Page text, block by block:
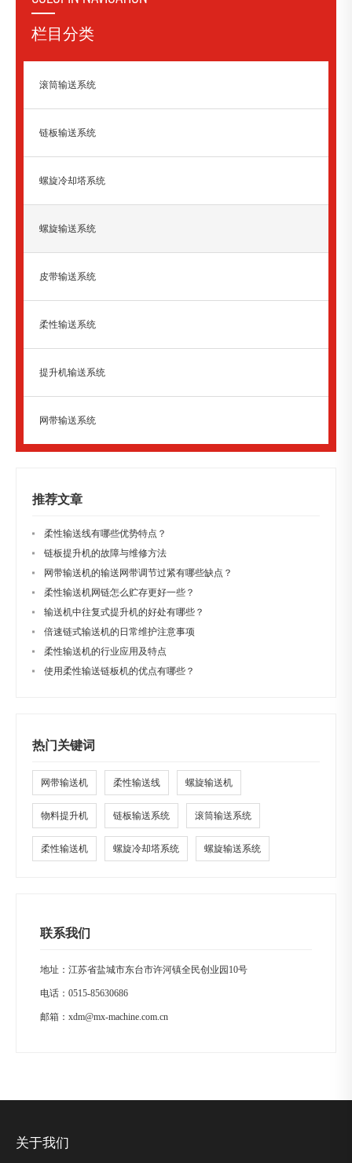
栏目分类
滚筒输送系统
链板输送系统
螺旋冷却塔系统
螺旋输送系统
皮带输送系统
柔性输送系统
提升机输送系统
网带输送系统
推荐文章
柔性输送线有哪些优势特点？
链板提升机的故障与维修方法
网带输送机的输送网带调节过紧有哪些缺点？
柔性输送机网链怎么贮存更好一些？
输送机中往复式提升机的好处有哪些？
倍速链式输送机的日常维护注意事项
柔性输送机的行业应用及特点
使用柔性输送链板机的优点有哪些？
热门关键词
网带输送机 柔性输送线 螺旋输送机
物料提升机 链板输送系统 滚筒输送系统
柔性输送机 螺旋冷却塔系统 螺旋输送系统
联系我们
地址：江苏省盐城市东台市许河镇全民创业园10号
电话： 0515-85630686
邮箱： xdm@mx-machine.com.cn
关于我们